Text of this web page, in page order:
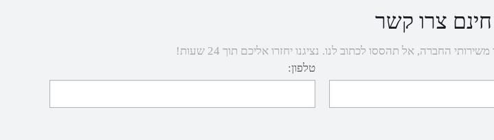
חינם צרו קשר
החברה, אל תהססו לכתוב לנו. נציגנו יחזרו אליכם תוך 24 שעות!
טלפון: